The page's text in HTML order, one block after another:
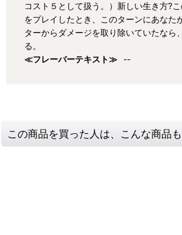
コスト５として扱う。）新しい生き方?
をプレイしたとき、このターンにあなた
ターからダメージを取り除いていたなら
る。
≪フレーバーテキスト≫
--
この商品を買った人は、こんな商品